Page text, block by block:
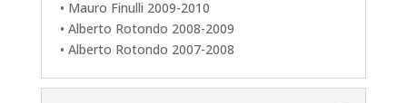
• Mauro Finulli 2009-2010
• Alberto Rotondo 2008-2009
• Alberto Rotondo 2007-2008